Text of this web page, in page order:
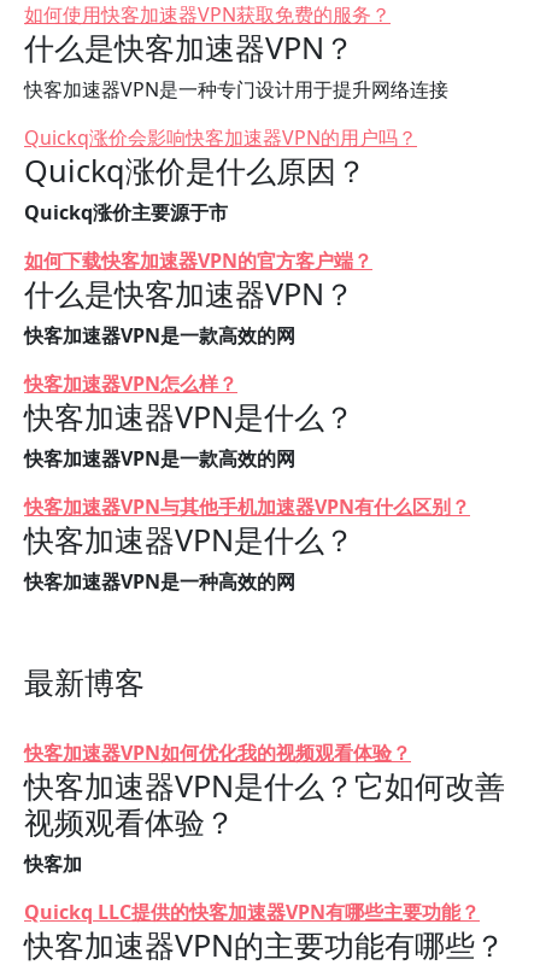
如何使用快客加速器VPN获取免费的服务？
什么是快客加速器VPN？
快客加速器VPN是一种专门设计用于提升网络连接
Quickq涨价会影响快客加速器VPN的用户吗？
Quickq涨价是什么原因？
Quickq涨价主要源于市
如何下载快客加速器VPN的官方客户端？
什么是快客加速器VPN？
快客加速器VPN是一款高效的网
快客加速器VPN怎么样？
快客加速器VPN是什么？
快客加速器VPN是一款高效的网
快客加速器VPN与其他手机加速器VPN有什么区别？
快客加速器VPN是什么？
快客加速器VPN是一种高效的网
最新博客
快客加速器VPN如何优化我的视频观看体验？
快客加速器VPN是什么？它如何改善
视频观看体验？
快客加
Quickq LLC提供的快客加速器VPN有哪些主要功能？
快客加速器VPN的主要功能有哪些？